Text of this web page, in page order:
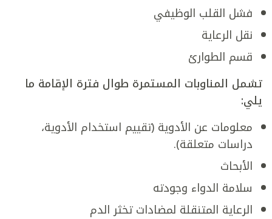
فشل القلب الوظيفي
نقل الرعاية
قسم الطوارئ
تشمل المناوبات المستمرة طوال فترة الإقامة ما
يلي:
معلومات عن الأدوية (تقييم استخدام الأدوية،
دراسات متعلقة).
الأبحاث
سلامة الدواء وجودته
الرعاية المتنقلة لمضادات تخثر الدم